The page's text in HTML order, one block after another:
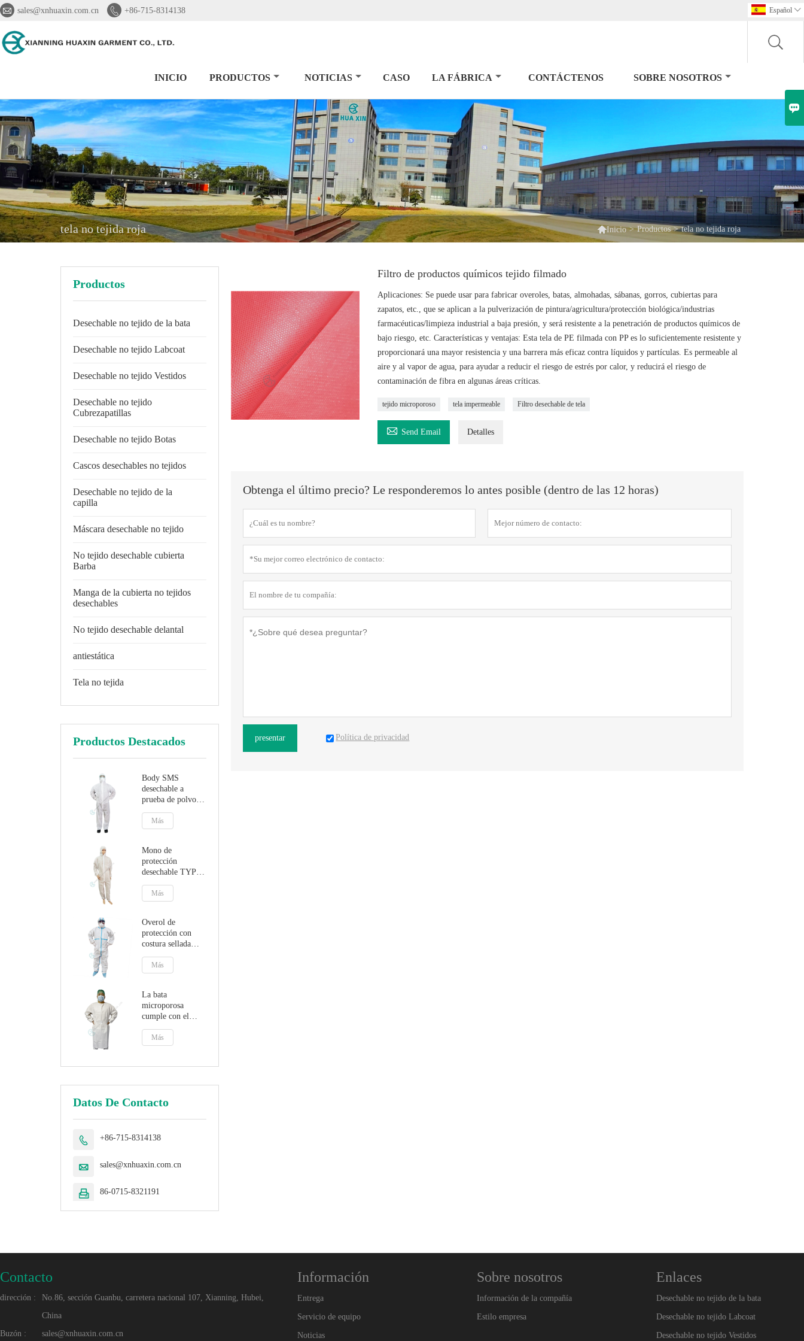
 sales@xnhuaxin.com.cn  +86-715-8314138 Español 
INICIO PRODUCTOS NOTICIAS CASO LA FÁBRICA CONTÁCTENOS SOBRE NOSOTROS
tela no tejida roja Inicio > Productos > tela no tejida roja
Productos
Desechable no tejido de la bata
Desechable no tejido Labcoat
Desechable no tejido Vestidos
Desechable no tejido
Cubrezapatillas
Desechable no tejido Botas
Cascos desechables no tejidos
Desechable no tejido de la
capilla
Máscara desechable no tejido
No tejido desechable cubierta
Barba
Manga de la cubierta no tejidos
desechables
No tejido desechable delantal
antiestática
Tela no tejida
Productos Destacados
Body SMS
desechable a
prueba de polvo
con capucha
Más
Mono de
protección
desechable TYPE5
capucha
Más
Overol de
protección con
costura sellada
EN14126
TYPE4B/5B/6B
Más
La bata
microporosa
cumple con el
Dispositivos
Médicos MDR
Más
Datos De Contacto
 +86-715-8314138
 sales@xnhuaxin.com.cn
 86-0715-8321191
Filtro de productos químicos tejido filmado
Aplicaciones: Se puede usar para fabricar overoles, batas, almohadas, sábanas, gorros, cubiertas para
zapatos, etc., que se aplican a la pulverización de pintura/agricultura/protección biológica/industrias
farmacéuticas/limpieza industrial a baja presión, y será resistente a la penetración de productos químicos de
bajo riesgo, etc. Características y ventajas: Esta tela de PE filmada con PP es lo suficientemente resistente y
proporcionará una mayor resistencia y una barrera más eficaz contra líquidos y partículas. Es permeable al
aire y al vapor de agua, para ayudar a reducir el riesgo de estrés por calor, y reducirá el riesgo de
contaminación de fibra en algunas áreas críticas.
tejido microporoso tela impermeable Filtro desechable de tela
 Send Email Detalles
Obtenga el último precio? Le responderemos lo antes posible (dentro de las 12 horas)
presentar Política de privacidad
Contacto
dirección :
No.86, sección Guanbu, carretera nacional 107, Xianning, Hubei,
China
Buzón :
sales@xnhuaxin.com.cn
Información
Entrega
Servicio de equipo
Noticias
Sobre nosotros
Información de la compañía
Estilo empresa
Enlaces
Desechable no tejido de la bata
Desechable no tejido Labcoat
Desechable no tejido Vestidos
